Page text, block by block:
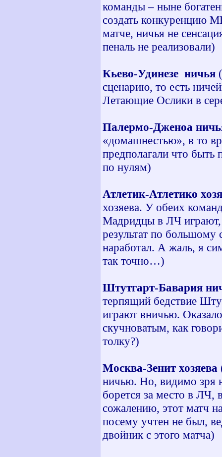
команды – ныне
создать конкуренцию
матче, ничья не
пеналь не реализовали)
Кьево-Удинезе ничья (
сценарию, то есть
Летающие Ослики в
Палермо-Дженоа
«домашнестью», в то
предполагали что
по нулям)
Атлетик-Атлетико
хозяева. У обеих
Мадридцы в ЛЧ играют,
результат по большому
наработал. А жаль, я
так точно…)
Штутгарт-Бавария
терпящий бедствие
играют вничью.
скучноватым, как
толку?)
Москва-Зенит хозяева
ничью. Но, видимо зря
борется за место в
сожалению, этот матч
посему учтен не был,
двойник с этого матча)